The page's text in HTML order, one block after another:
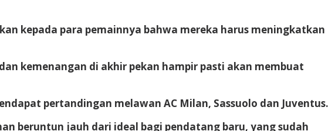
kepada para pemainnya bahwa mereka harus meningkatkan
kemenangan di akhir pekan hampir pasti akan membuat
pertandingan melawan AC Milan, Sassuolo dan Juventus.
beruntun jauh dari ideal bagi pendatang baru, yang sudah